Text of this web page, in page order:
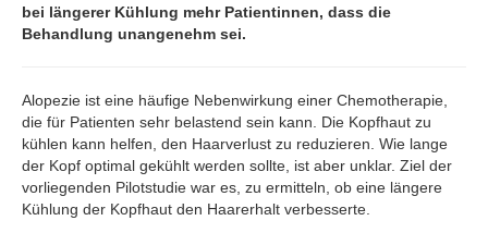
bei längerer Kühlung mehr Patientinnen, dass die
Behandlung unangenehm sei.
Alopezie ist eine häufige Nebenwirkung einer Chemotherapie,
die für Patienten sehr belastend sein kann. Die Kopfhaut zu
kühlen kann helfen, den Haarverlust zu reduzieren. Wie lange
der Kopf optimal gekühlt werden sollte, ist aber unklar. Ziel der
vorliegenden Pilotstudie war es, zu ermitteln, ob eine längere
Kühlung der Kopfhaut den Haarerhalt verbesserte.